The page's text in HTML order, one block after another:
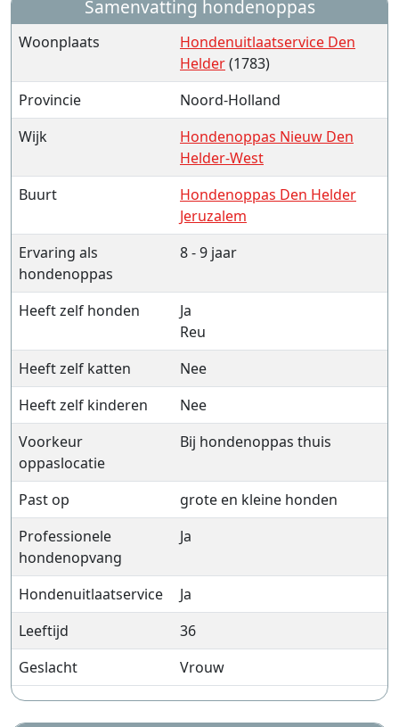
Samenvatting hondenoppas
Woonplaats
Hondenuitlaatservice Den
Helder(1783)
Provincie
Noord-Holland
Wijk
Hondenoppas Nieuw Den
Helder-West
Buurt
Hondenoppas Den Helder
Jeruzalem
Ervaring als
hondenoppas
8 - 9 jaar
Heeft zelf honden
Ja
Reu
Heeft zelf katten
Nee
Heeft zelf kinderen
Nee
Voorkeur
oppaslocatie
Bij hondenoppas thuis
Past op
grote en kleine honden
Professionele
hondenopvang
Ja
Hondenuitlaatservice
Ja
Leeftijd
36
Geslacht
Vrouw